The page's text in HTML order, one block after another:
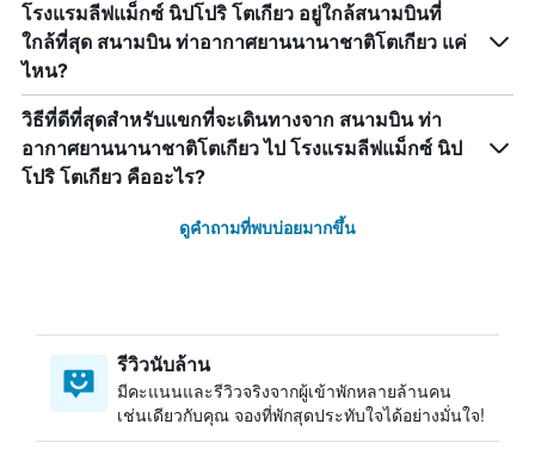
โรงแรมลีฟแม็กซ์ นิปโปริ โตเกียว อยู่ใกล้สนามบินที่
ใกล้ที่สุด สนามบิน ท่าอากาศยานนานาชาติโตเกียว แค่
ไหน?
วิธีที่ดีที่สุดสำหรับแขกที่จะเดินทางจาก สนามบิน ท่า
อากาศยานนานาชาติโตเกียว ไป โรงแรมลีฟแม็กซ์ นิป
โปริ โตเกียว คืออะไร?
ดูคำถามที่พบบ่อยมากขึ้น
รีวิวนับล้าน
มีคะแนนและรีวิวจริงจากผู้เข้าพักหลายล้านคน
เช่นเดียวกับคุณ จองที่พักสุดประทับใจได้อย่างมั่นใจ!